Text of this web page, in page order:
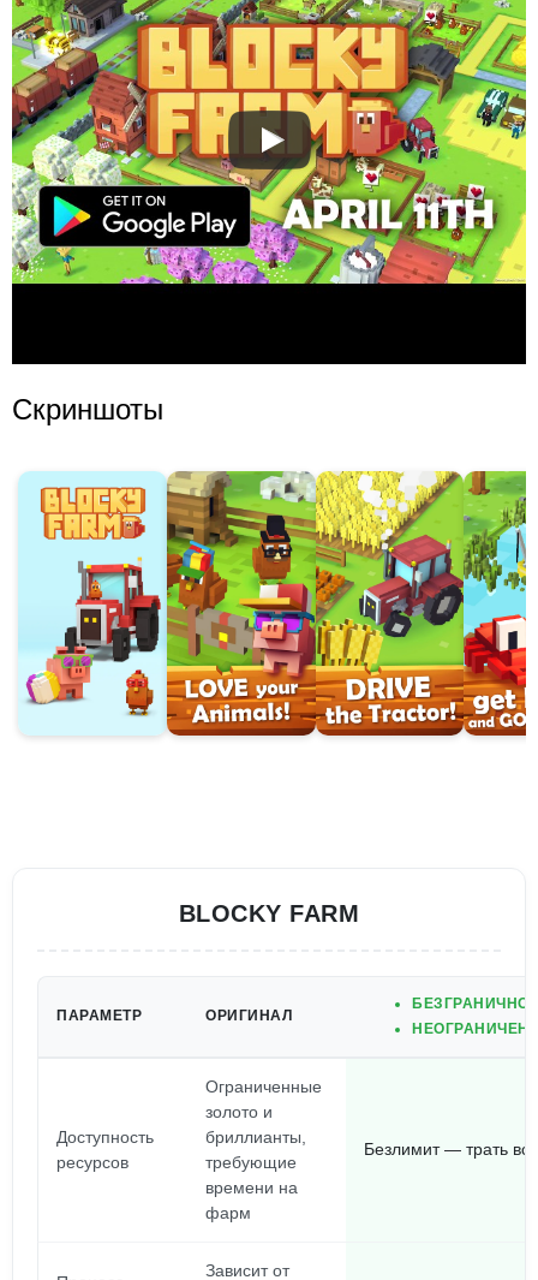
Скриншоты
BLOCKY FARM
ПАРАМЕТР ОРИГИНАЛ
Доступность
ресурсов
Ограниченные
золото и
бриллианты,
требующие
времени на
фарм
Безлимит — трать
Зависит от